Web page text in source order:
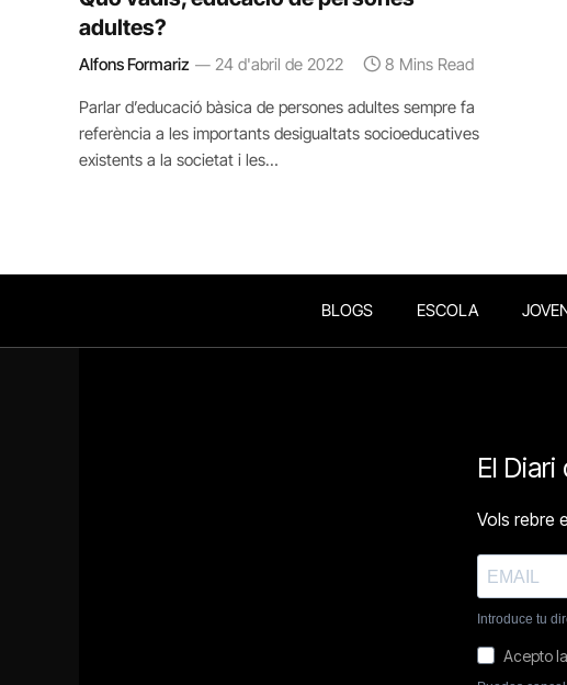
adultes?
Alfons Formariz 24 d'abril de 2022 8 Mins Read
Parlar d’educació bàsica de persones adultes sempre fa
referència a les importants desigualtats socioeducatives
existents a la societat i les…
BLOGS ESCOLA